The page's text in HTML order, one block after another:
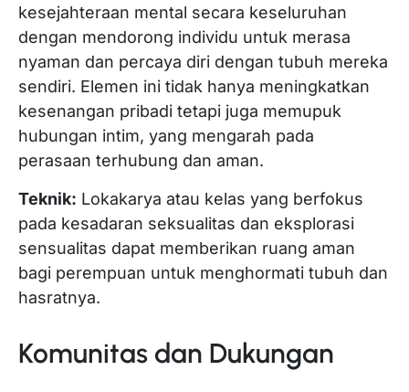
kesejahteraan mental secara keseluruhan
dengan mendorong individu untuk merasa
nyaman dan percaya diri dengan tubuh mereka
sendiri. Elemen ini tidak hanya meningkatkan
kesenangan pribadi tetapi juga memupuk
hubungan intim, yang mengarah pada
perasaan terhubung dan aman.
Teknik: Lokakarya atau kelas yang berfokus
pada kesadaran seksualitas dan eksplorasi
sensualitas dapat memberikan ruang aman
bagi perempuan untuk menghormati tubuh dan
hasratnya.
Komunitas dan Dukungan